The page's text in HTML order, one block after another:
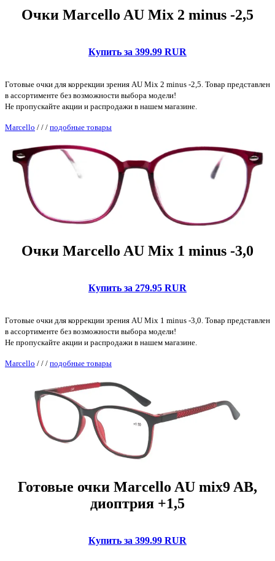
Очки Marcello AU Mix 2 minus -2,5
Купить за 399.99 RUR
Готовые очки для коррекции зрения AU Mix 2 minus -2,5. Товар представлен
в ассортименте без возможности выбора модели!
Не пропускайте акции и распродажи в нашем магазине.
Marcello / / / подобные товары
Очки Marcello AU Mix 1 minus -3,0
Купить за 279.95 RUR
Готовые очки для коррекции зрения AU Mix 1 minus -3,0. Товар представлен
в ассортименте без возможности выбора модели!
Не пропускайте акции и распродажи в нашем магазине.
Marcello / / / подобные товары
Готовые очки Marcello AU mix9 AB,
диоптрия +1,5
Купить за 399.99 RUR